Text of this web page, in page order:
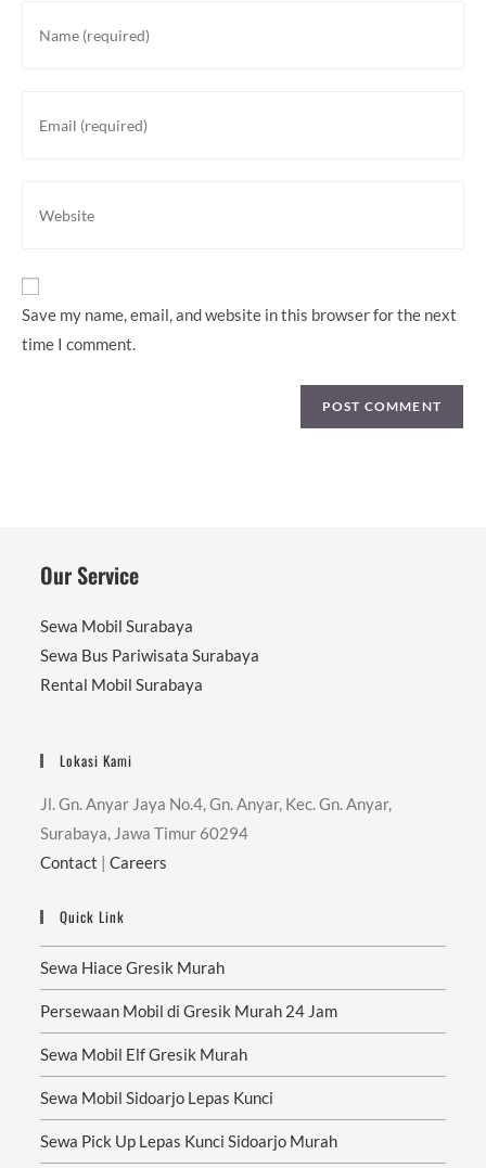
your
username
your
your
URL
Save my name, email, and website in this browser for the next
time I comment.
Our Service
Sewa Mobil Surabaya
Sewa Bus Pariwisata Surabaya
Rental Mobil Surabaya
Lokasi Kami
Jl. Gn. Anyar Jaya No.4, Gn. Anyar, Kec. Gn. Anyar,
Surabaya, Jawa Timur 60294
Contact |Careers
Quick Link
Sewa Hiace Gresik Murah
Persewaan Mobil di Gresik Murah 24 Jam
Sewa Mobil Elf Gresik Murah
Sewa Mobil Sidoarjo Lepas Kunci
Sewa Pick Up Lepas Kunci Sidoarjo Murah